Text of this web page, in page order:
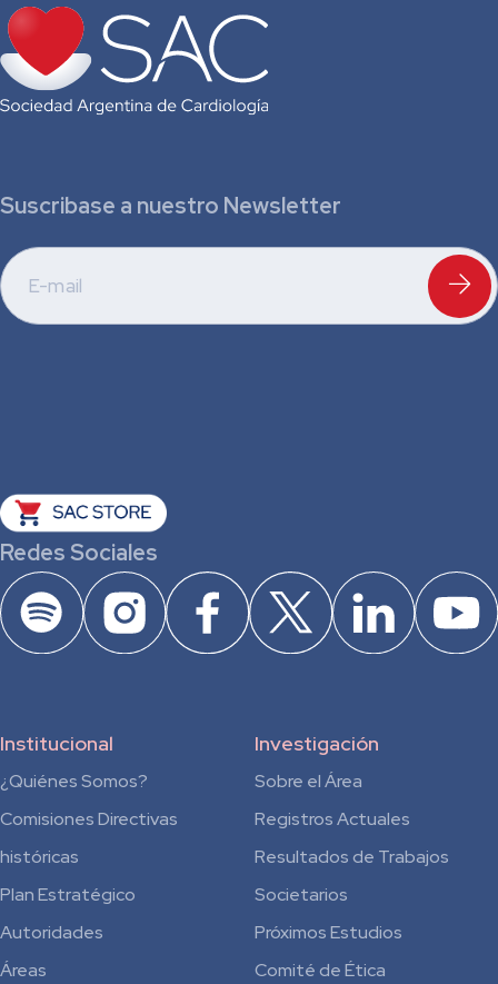
Suscribase a nuestro Newsletter
Redes Sociales
Institucional
¿Quiénes Somos?
Comisiones Directivas
históricas
Plan Estratégico
Autoridades
Áreas
Investigación
Sobre el Área
Registros Actuales
Resultados de Trabajos
Societarios
Próximos Estudios
Comité de Ética